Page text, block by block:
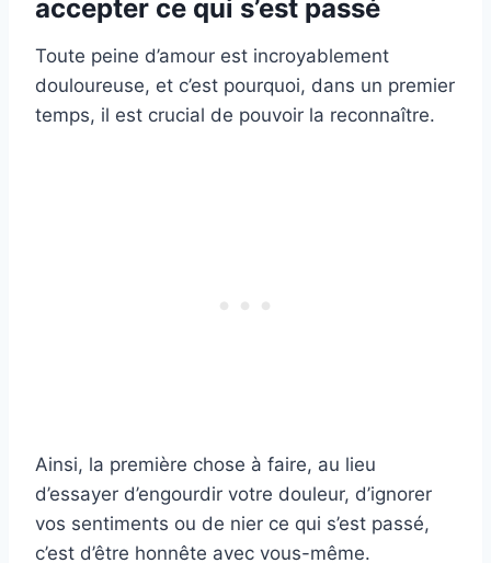
accepter ce qui s’est passé
Toute peine d’amour est incroyablement
douloureuse, et c’est pourquoi, dans un premier
temps, il est crucial de pouvoir la reconnaître.
Ainsi, la première chose à faire, au lieu
d’essayer d’engourdir votre douleur, d’ignorer
vos sentiments ou de nier ce qui s’est passé,
c’est d’être honnête avec vous-même.